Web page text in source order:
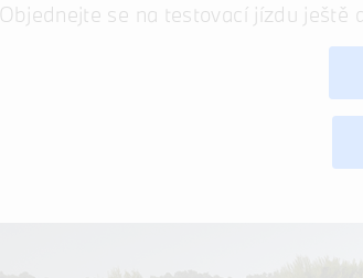
Objednejte se na testovací jízdu